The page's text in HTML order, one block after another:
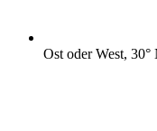
Ost oder West,